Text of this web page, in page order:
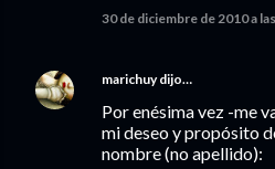
30 de diciembre de 2010 a
marichuydijo…
Por enésima vez -me
mi deseo y propósito
nombre (no apellido):